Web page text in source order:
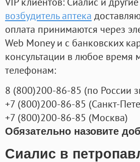
возбудитель аптека
оплата принимаются через
Web Money и с банковских
консультации в любое время
телефонам:
8 (800)200-86-85 (по России
+7 (800)200-86-85 (Санкт-
+7 (800)200-86-85 (Москва)
Обязательно назовите
Сиалис в